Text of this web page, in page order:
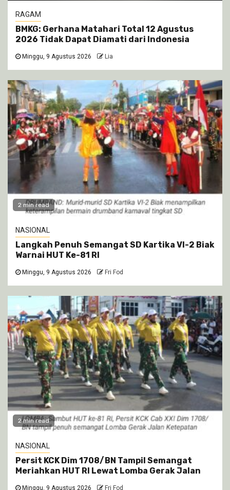
RAGAM
BMKG: Gerhana Matahari Total 12 Agustus
2026 Tidak Dapat Diamati dari Indonesia
Minggu, 9 Agustus 2026 Lia
2 min read
NASIONAL
Langkah Penuh Semangat SD Kartika VI-2 Biak
Warnai HUT Ke-81 RI
Minggu, 9 Agustus 2026 Fri Fod
2 min read
NASIONAL
Persit KCK Dim 1708/BN Tampil Semangat
Meriahkan HUT RI Lewat Lomba Gerak Jalan
Minggu, 9 Agustus 2026 Fri Fod